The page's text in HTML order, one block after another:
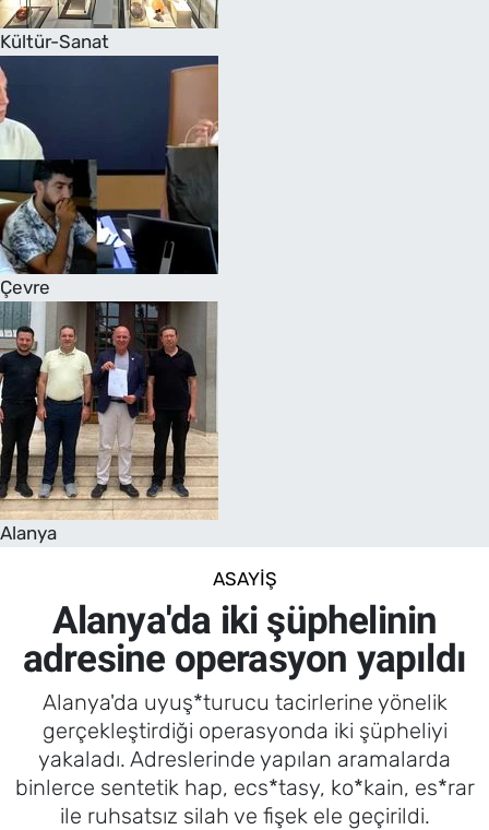
Kültür-Sanat
Çevre
Alanya
ASAYIŞ
Alanya'da iki şüphelinin
adresine operasyon yapıldı
Alanya'da uyuş*turucu tacirlerine yönelik
gerçekleştirdiği operasyonda iki şüpheliyi
yakaladı. Adreslerinde yapılan aramalarda
binlerce sentetik hap, ecs*tasy, ko*kain, es*rar
ile ruhsatsız silah ve fişek ele geçirildi.